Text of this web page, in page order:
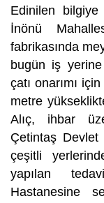
Edinilen
İnönü
fabrikasında
bugün iş
çatı onarımı
metre
Alıç, ihbar
Çetintaş Devlet
çeşitli
yapılan
Hastanesine